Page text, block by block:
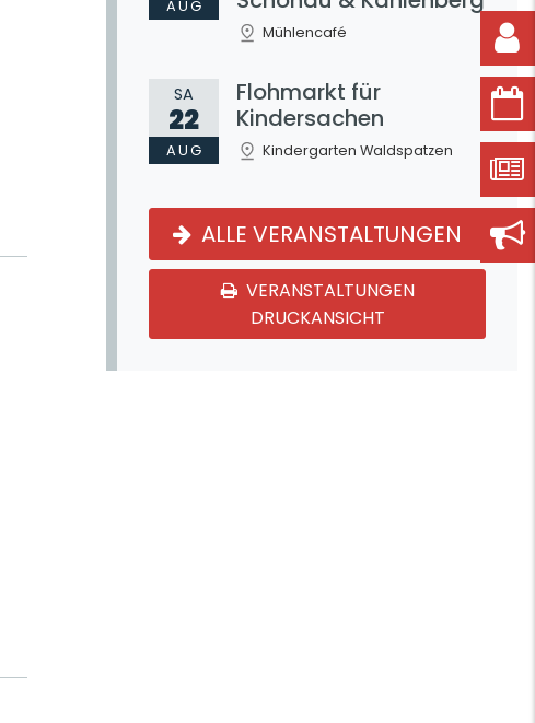
AUG
Mühlencafé
SA
22
AUG
Flohmarkt für
Kindersachen
Kindergarten Waldspatzen
ALLE VERANSTALTUNGEN
VERANSTALTUNGEN
DRUCKANSICHT